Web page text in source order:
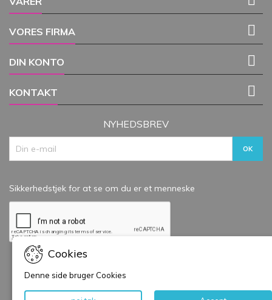
VORES FIRMA 
DIN KONTO 
KONTAKT 
Cookies
Denne side bruger Cookies
NYHEDSBREV
Sikkerhedstjek for at se om du er et menneske